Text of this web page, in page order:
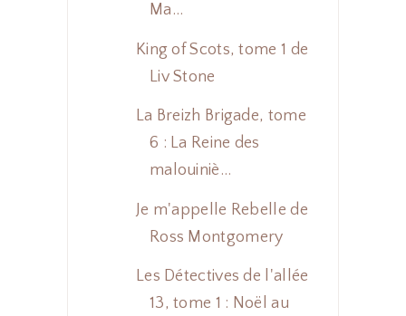
Ma...
King of Scots, tome 1 de
Liv Stone
La Breizh Brigade, tome
6 : La Reine des
malouiniè...
Je m'appelle Rebelle de
Ross Montgomery
Les Détectives de l'allée
13, tome 1 : Noël au